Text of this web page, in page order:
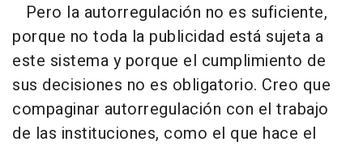
Pero la autorregulación no es suficiente,
porque no toda la publicidad está sujeta a
este sistema y porque el cumplimiento de
sus decisiones no es obligatorio. Creo que
compaginar autorregulación con el trabajo
de las instituciones, como el que hace el